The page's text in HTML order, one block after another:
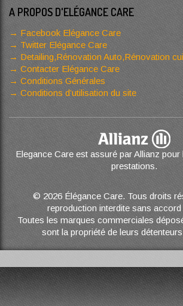
A PROPOS D'ELÉGANCE CARE
Facebook Elégance Care
Twitter Elégance Care
Detailing,Rénovation Auto,Rénovation
Contacter Elégance Care
Conditions Générales
Conditions d’utilisation du site
Elegance Care est assuré par Allianz
prestations.
© 2026 Élégance Care. Tous droits
reproduction interdite sans accord
Toutes les marques commerciales
sont la propriété de leurs